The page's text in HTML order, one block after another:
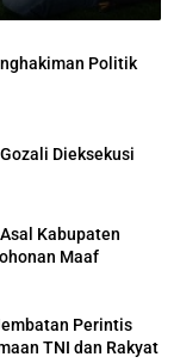
Politik
Dieksekusi
Kabupaten
Maaf
Perintis
TNI dan Rakyat